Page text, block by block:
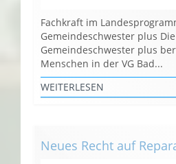
Fachkraft im
Gemeindeschwester plus
Gemeindeschwester plus
Menschen in der VG Bad...
WEITERLESEN
Neues Recht auf